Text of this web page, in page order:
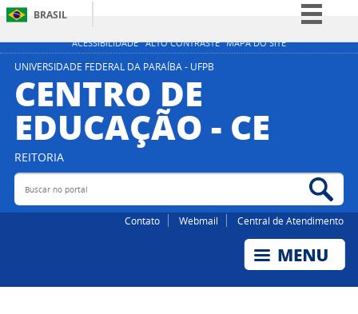
ACESSIBILIDADE ALTO CONTRASTE MAPA DO SITE
BRASIL
Simplifique!
Acesso à informação
Legislação
UNIVERSIDADE FEDERAL DA PARAÍBA - UFPB
CENTRO DE
EDUCAÇÃO - CE
REITORIA
Buscar no portal
Contato Webmail Central de Atendimento